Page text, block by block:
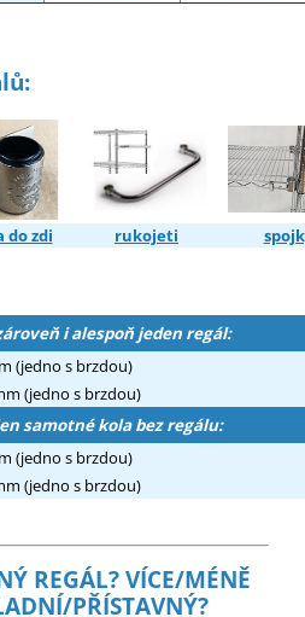
do zdi rukojeti
i alespoň jeden regál:
(jedno s brzdou)
(jedno s brzdou)
samotné kola bez regálu:
(jedno s brzdou)
(jedno s brzdou)
REGÁL? VÍCE/MÉNĚ
PŘÍSTAVNÝ?